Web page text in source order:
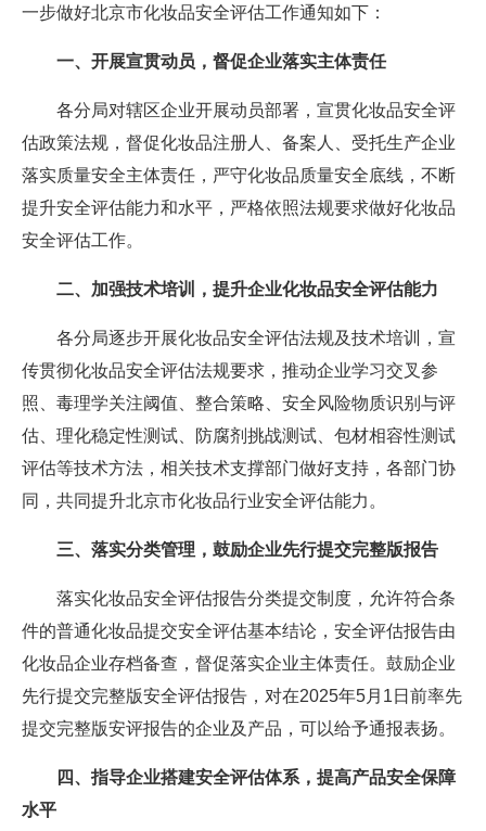
一步做好北京市化妆品安全评估工作通知如下：
一、开展宣贯动员，督促企业落实主体责任
各分局对辖区企业开展动员部署，宣贯化妆品安全评
估政策法规，督促化妆品注册人、备案人、受托生产企业
落实质量安全主体责任，严守化妆品质量安全底线，不断
提升安全评估能力和水平，严格依照法规要求做好化妆品
安全评估工作。
二、加强技术培训，提升企业化妆品安全评估能力
各分局逐步开展化妆品安全评估法规及技术培训，宣
传贯彻化妆品安全评估法规要求，推动企业学习交叉参
照、毒理学关注阈值、整合策略、安全风险物质识别与评
估、理化稳定性测试、防腐剂挑战测试、包材相容性测试
评估等技术方法，相关技术支撑部门做好支持，各部门协
同，共同提升北京市化妆品行业安全评估能力。
三、落实分类管理，鼓励企业先行提交完整版报告
落实化妆品安全评估报告分类提交制度，允许符合条
件的普通化妆品提交安全评估基本结论，安全评估报告由
化妆品企业存档备查，督促落实企业主体责任。鼓励企业
先行提交完整版安全评估报告，对在2025年5月1日前率先
提交完整版安评报告的企业及产品，可以给予通报表扬。
四、指导企业搭建安全评估体系，提高产品安全保障
水平